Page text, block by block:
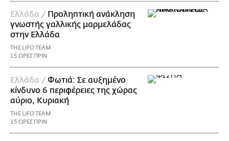
Ελλάδα / Προληπτική ανάκληση
γνωστής γαλλικής μαρμελάδας
στην Ελλάδα
THE LIFO TEAM
15 ΩΡΕΣ ΠΡΙΝ
Ελλάδα / Φωτιά: Σε αυξημένο
κίνδυνο 6 περιφέρειες της χώρας
αύριο, Κυριακή
THE LIFO TEAM
15 ΩΡΕΣ ΠΡΙΝ